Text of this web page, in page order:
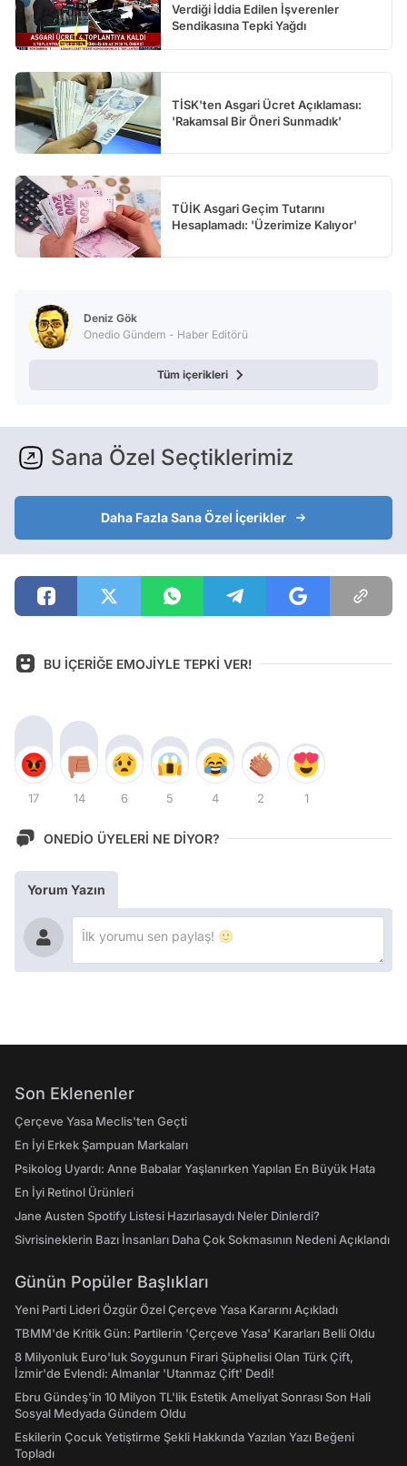
Verdiği İddia Edilen İşverenler
Sendikasına Tepki Yağdı
TİSK'ten Asgari Ücret Açıklaması:
'Rakamsal Bir Öneri Sunmadık'
TÜİK Asgari Geçim Tutarını
Hesaplamadı: 'Üzerimize Kalıyor'
Deniz Gök
Onedio Gündem - Haber Editörü
Tüm içerikleri
Sana Özel Seçtiklerimiz
Daha Fazla Sana Özel İçerikler
BU İÇERİĞE EMOJİYLE TEPKİ VER!
17 14 6 5 4 2 1
ONEDİO ÜYELERİ NE DİYOR?
Yorum Yazın
Son Eklenenler
Çerçeve Yasa Meclis'ten Geçti
En İyi Erkek Şampuan Markaları
Psikolog Uyardı: Anne Babalar Yaşlanırken Yapılan En Büyük Hata
En İyi Retinol Ürünleri
Jane Austen Spotify Listesi Hazırlasaydı Neler Dinlerdi?
Sivrisineklerin Bazı İnsanları Daha Çok Sokmasının Nedeni Açıklandı
Günün Popüler Başlıkları
Yeni Parti Lideri Özgür Özel Çerçeve Yasa Kararını Açıkladı
TBMM'de Kritik Gün: Partilerin 'Çerçeve Yasa' Kararları Belli Oldu
8 Milyonluk Euro'luk Soygunun Firari Şüphelisi Olan Türk Çift,
İzmir'de Evlendi: Almanlar 'Utanmaz Çift' Dedi!
Ebru Gündeş'in 10 Milyon TL'lik Estetik Ameliyat Sonrası Son Hali
Sosyal Medyada Gündem Oldu
Eskilerin Çocuk Yetiştirme Şekli Hakkında Yazılan Yazı Beğeni
Topladı